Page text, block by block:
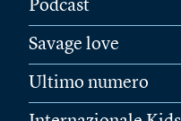
Podcast
Savage love
Ultimo numero